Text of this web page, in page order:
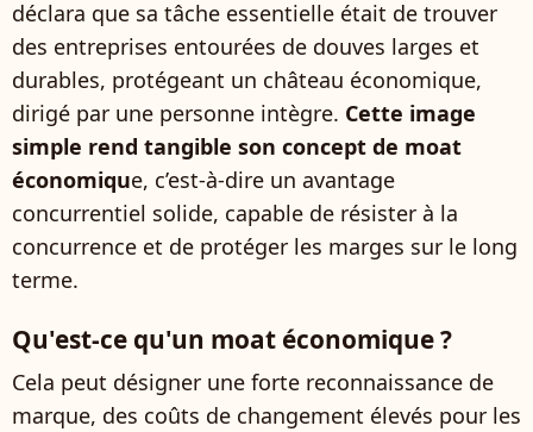
déclara que sa tâche essentielle était de trouver
des entreprises entourées de douves larges et
durables, protégeant un château économique,
dirigé par une personne intègre. Cette image
simple rend tangible son concept de moat
économique, c’est-à-dire un avantage
concurrentiel solide, capable de résister à la
concurrence et de protéger les marges sur le long
terme.
Qu'est-ce qu'un moat économique ?
Cela peut désigner une forte reconnaissance de
marque, des coûts de changement élevés pour les